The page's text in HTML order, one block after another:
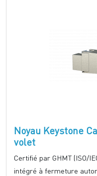
Noyau Keystone
volet
Certifié par GHMT (ISO/
intégré à fermeture